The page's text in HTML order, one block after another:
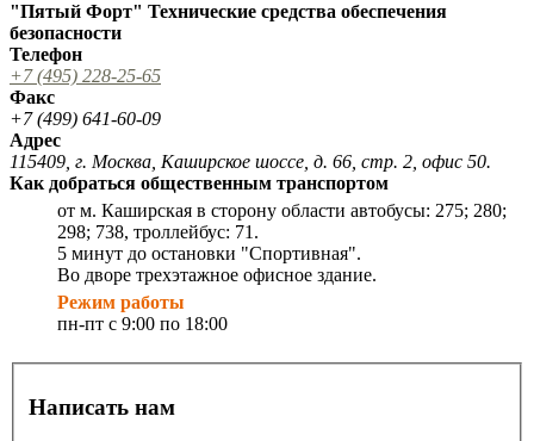
"Пятый Форт" Технические средства обеспечения
безопасности
Телефон
+7 (495) 228-25-65
Факс
+7 (499) 641-60-09
Адрес
115409, г. Москва, Каширское шоссе, д. 66, стр. 2, офис 50.
Как добраться общественным транспортом
от м. Каширская в сторону области автобусы: 275; 280;
298; 738, троллейбус: 71.
5 минут до остановки "Спортивная".
Во дворе трехэтажное офисное здание.
Режим работы
пн-пт c 9:00 по 18:00
Написать нам